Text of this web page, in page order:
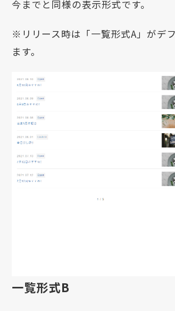
今までと同様の表示形式です。
※リリース時は「一覧形式A」がデ
ます。
一覧形式B